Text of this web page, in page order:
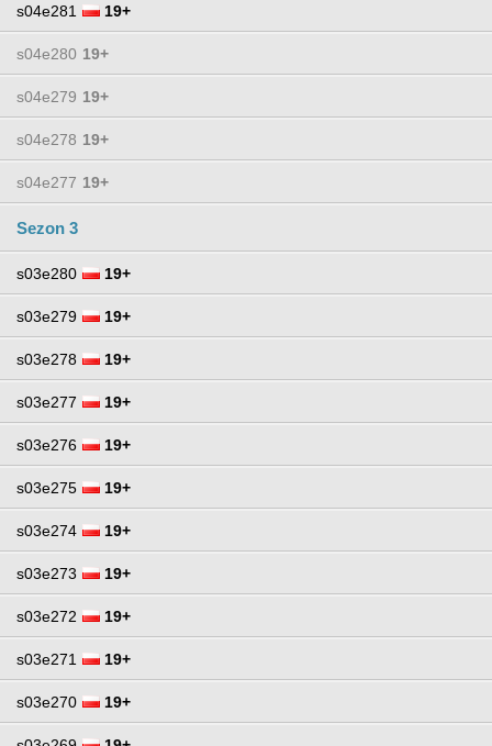
s04e281 19+
s04e280 19+
s04e279 19+
s04e278 19+
s04e277 19+
Sezon 3
s03e280 19+
s03e279 19+
s03e278 19+
s03e277 19+
s03e276 19+
s03e275 19+
s03e274 19+
s03e273 19+
s03e272 19+
s03e271 19+
s03e270 19+